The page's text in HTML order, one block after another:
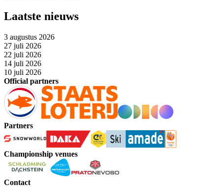
Laatste nieuws
3 augustus 2026
27 juli 2026
22 juli 2026
14 juli 2026
10 juli 2026
Official partners
Partners
Championship venues
Contact